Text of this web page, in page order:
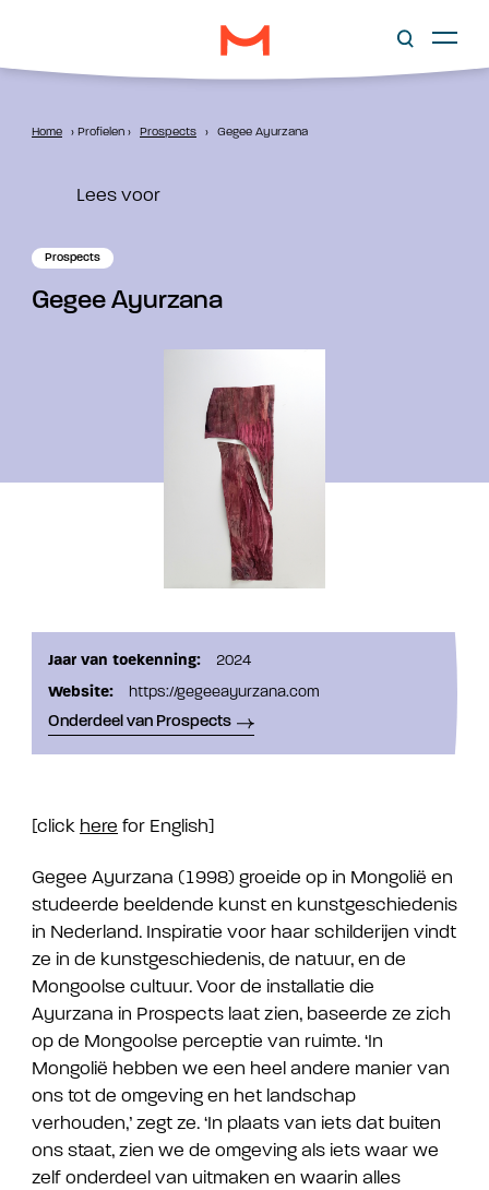
Home › Profielen › Prospects › ​​Gegee Ayurzana
Lees voor
Prospects
​Gegee Ayurzana
Jaar van toekenning:
2024
Website:
https://gegeeayurzana.com
Onderdeel van Prospects
[click here for English]
Gegee Ayurzana (1998) groeide op in Mongolië en
studeerde beeldende kunst en kunstgeschiedenis
in Nederland. Inspiratie voor haar schilderijen vindt
ze in de kunstgeschiedenis, de natuur, en de
Mongoolse cultuur. Voor de installatie die
Ayurzana in Prospects laat zien, baseerde ze zich
op de Mongoolse perceptie van ruimte. ‘In
Mongolië hebben we een heel andere manier van
ons​​ tot de omgeving en het landschap
verhouden,’ zegt ze. ‘In plaats van iets dat buiten
ons staat, zien we de omgeving als iets waar we
zelf onderdeel van uitmaken en waarin alles